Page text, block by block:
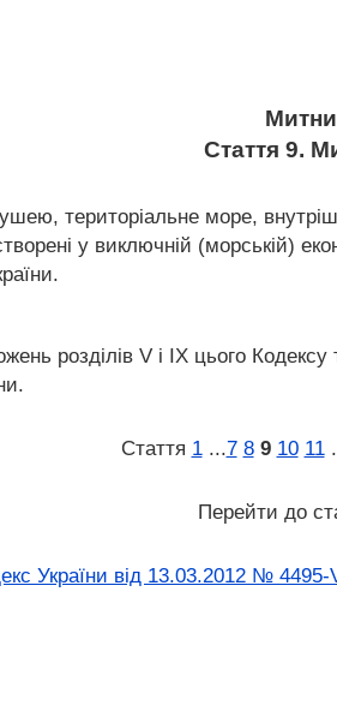
Стаття 9.
територіальне море,
у виключній (морській)
розділів V і IX цього
Стаття 1 ...7 8 9 10 11
Перейти до
України від 13.03.2012 № 4495-